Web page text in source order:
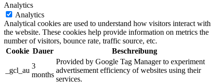
Analytics
Analytics
Analytical cookies are used to understand how visitors interact with
the website. These cookies help provide information on metrics the
number of visitors, bounce rate, traffic source, etc.
Cookie Dauer Beschreibung
_gcl_au
3
months
Provided by Google Tag Manager to experiment
advertisement efficiency of websites using their
services.